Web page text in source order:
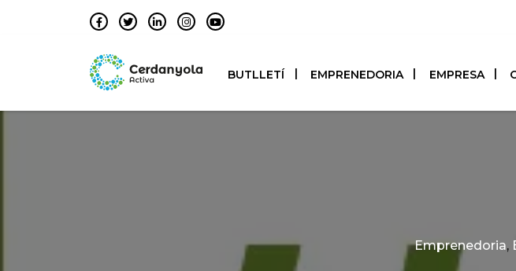
BUTLLETÍ EMPRENEDORIA EMPRESA
Emprenedoria,